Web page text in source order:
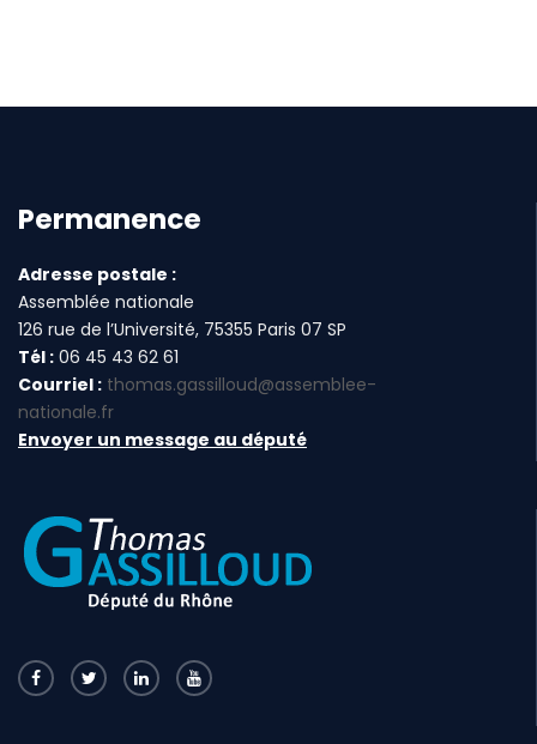
Permanence
Adresse postale :
Assemblée nationale
126 rue de l’Université, 75355 Paris 07 SP
Tél : 06 45 43 62 61
Courriel : thomas.gassilloud@assemblee-
nationale.fr
Envoyer un message au député